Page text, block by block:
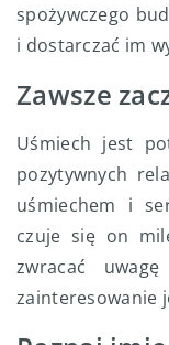
spożywczego
i dostarczać im
Zawsze
Uśmiech jest
pozytywnych
uśmiechem i
czuje się on
zwracać
zainteresowanie